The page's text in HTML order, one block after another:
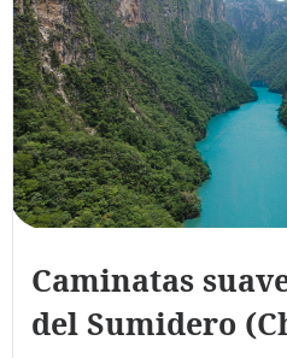
Caminatas
del Sumidero